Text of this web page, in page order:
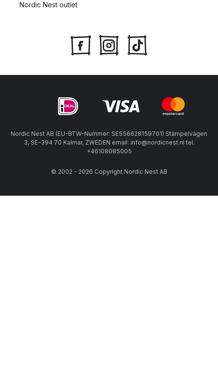
Nordic Nest outlet
Nordic Nest AB (EU-BTW-Nummer: SE556628159701) Stämpelvägen
3, SE-394 70 Kalmar, ZWEDEN email: info@nordicnest.nl tel.
+46108085005
© 2002 - 2026 Copyright Nordic Nest AB